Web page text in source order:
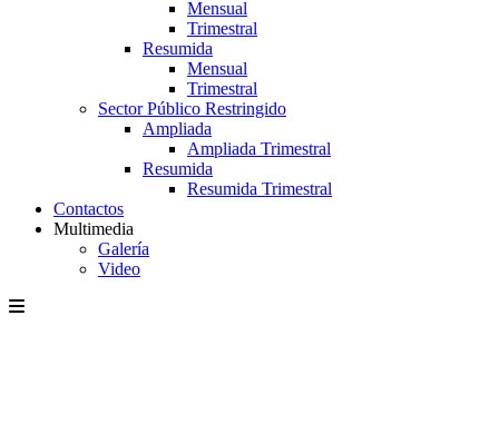
Mensual
Trimestral
Resumida
Mensual
Trimestral
Sector Público Restringido
Ampliada
Ampliada Trimestral
Resumida
Resumida Trimestral
Contactos
Multimedia
Galería
Video